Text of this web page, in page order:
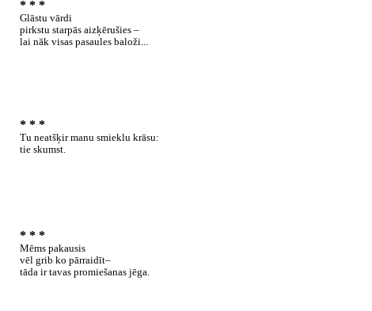
* * *
Glāstu vārdi
pirkstu starpās aizķērušies –
lai nāk visas pasaules baloži...
* * *
Tu neatšķir manu smieklu krāsu:
tie skumst.
* * *
Mēms pakausis
vēl grib ko pārraidīt–
tāda ir tavas promiešanas jēga.